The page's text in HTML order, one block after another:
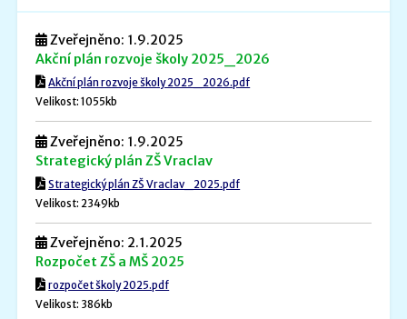
Zveřejněno: 1.9.2025
Akční plán rozvoje školy 2025_2026
Akční plán rozvoje školy 2025_2026.pdf
Velikost: 1055kb
Zveřejněno: 1.9.2025
Strategický plán ZŠ Vraclav
Strategický plán ZŠ Vraclav_2025.pdf
Velikost: 2349kb
Zveřejněno: 2.1.2025
Rozpočet ZŠ a MŠ 2025
rozpočet školy 2025.pdf
Velikost: 386kb